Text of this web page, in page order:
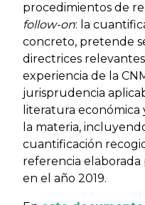
procedimientos de
follow-on: la
concreto, pretende
directrices
experiencia de la
jurisprudencia
literatura
la materia,
cuantificación
referencia elaborada
en el año 2019.